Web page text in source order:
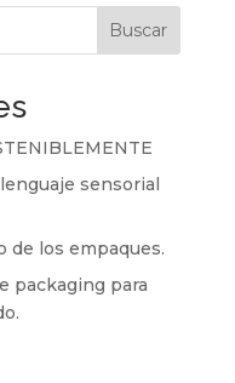
Buscar
sensorial
de los empaques.
packaging para